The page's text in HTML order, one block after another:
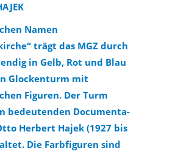
Namen
trägt das MGZ durch
in Gelb, Rot und Blau
Glockenturm mit
Figuren. Der Turm
bedeutenden Documenta-
Herbert Hajek (1927 bis
Die Farbfiguren sind